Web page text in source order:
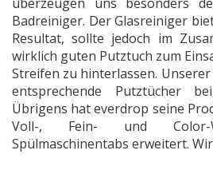
Badreiniger. Der Glasreiniger
Resultat, sollte jedoch im
wirklich guten Putztuch zum
Streifen zu hinterlassen.
entsprechende Putztücher
Übrigens hat everdrop seine
Voll-, Fein- und Color-
Spülmaschinentabs erweitert.